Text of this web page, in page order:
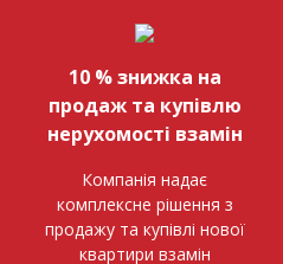
10 % знижка на
продаж та купівлю
нерухомості взамін
Компанія надає
комплексне рішення з
продажу та купівлі нової
квартири взамін